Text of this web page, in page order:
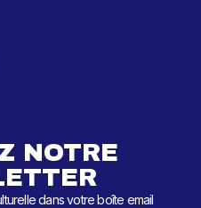
NOTRE
dans votre boîte email